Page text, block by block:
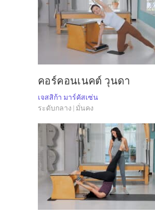
คอร์คอนเนคต์ วุนดา
เจสสิก้า มาร์คัสเซ่น
ระดับกลาง | มั่นคง